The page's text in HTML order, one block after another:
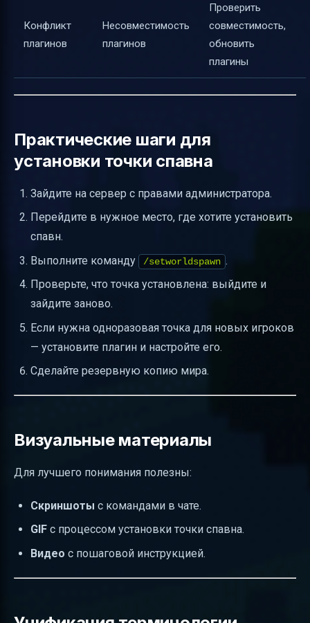
Конфликт
плагинов
Несовместимость
плагинов
Проверить
совместимость,
обновить
плагины
Практические шаги для
установки точки спавна
Зайдите на сервер с правами администратора.
Перейдите в нужное место, где хотите установить
спавн.
Выполните команду
/setworldspawn .
Проверьте, что точка установлена: выйдите и
зайдите заново.
Если нужна одноразовая точка для новых игроков
— установите плагин и настройте его.
Сделайте резервную копию мира.
Визуальные материалы
Для лучшего понимания полезны:
Скриншоты с командами в чате.
GIF с процессом установки точки спавна.
Видео с пошаговой инструкцией.